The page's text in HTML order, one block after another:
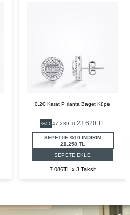
0.20 Karat Pırlanta Baget Küpe
%5047.239TL23.620 TL
SEPETTE %10 İNDİRİM
21.258 TL
SEPETE EKLE
7.086TL x 3 Taksit